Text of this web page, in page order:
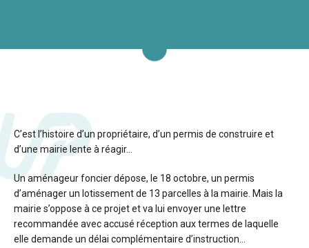
C’est l’histoire d’un propriétaire, d’un permis de construire et
d’une mairie lente à réagir…
Un aménageur foncier dépose, le 18 octobre, un permis
d’aménager un lotissement de 13 parcelles à la mairie. Mais la
mairie s’oppose à ce projet et va lui envoyer une lettre
recommandée avec accusé réception aux termes de laquelle
elle demande un délai complémentaire d’instruction…